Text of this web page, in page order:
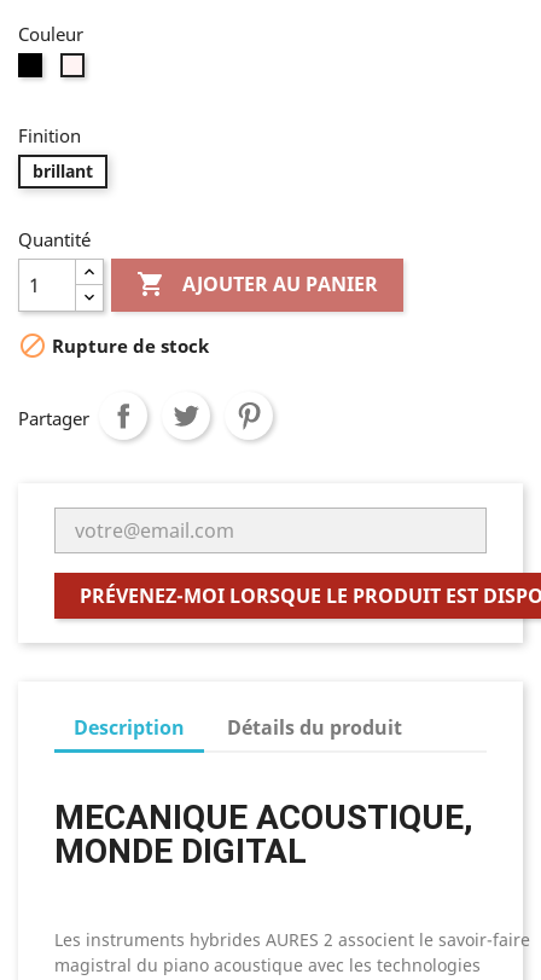
Couleur
Finition
brillant
Quantité
 AJOUTER AU PANIER
 Rupture de stock
Partager
PRÉVENEZ-MOI LORSQUE LE PRODUIT EST
Description Détails du produit
MECANIQUE ACOUSTIQUE,
MONDE DIGITAL
Les instruments hybrides AURES 2 associent le savoir-faire
magistral du piano acoustique avec les technologies